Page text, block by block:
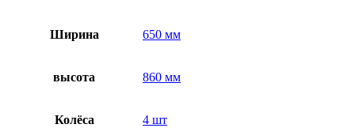
Ширина 650 мм
высота 860 мм
Колёса 4 шт